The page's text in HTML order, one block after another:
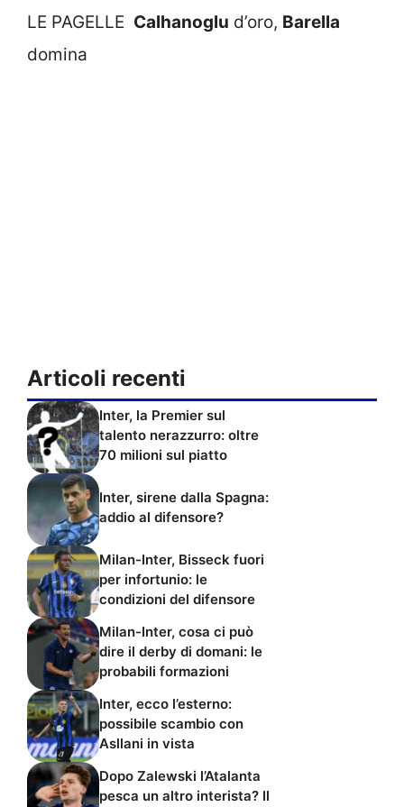
LE PAGELLE Calhanoglu d’oro, Barella
domina
Articoli recenti
Inter, la Premier sul
talento nerazzurro: oltre
70 milioni sul piatto
Inter, sirene dalla Spagna:
addio al difensore?
Milan-Inter, Bisseck fuori
per infortunio: le
condizioni del difensore
Milan-Inter, cosa ci può
dire il derby di domani: le
probabili formazioni
Inter, ecco l’esterno:
possibile scambio con
Asllani in vista
Dopo Zalewski l’Atalanta
pesca un altro interista? Il